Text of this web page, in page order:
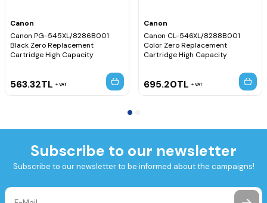
Canon
Canon PG-545XL/8286B001
Black Zero Replacement
Cartridge High Capacity
563.32TL VAT
Canon
Canon CL-546XL/8288B001
Color Zero Replacement
Cartridge High Capacity
695.20TL VAT
Subscribe to our newsletter
Subscribe to our newsletter to be informed about the campaigns!